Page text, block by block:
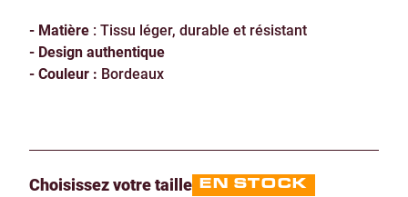
- Matière : Tissu léger, durable et résistant
- Design authentique
- Couleur : Bordeaux
Choisissez votre taille EN STOCK